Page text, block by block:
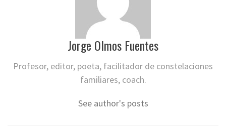
Jorge Olmos Fuentes
Profesor, editor, poeta, facilitador de constelaciones
familiares, coach.
See author's posts